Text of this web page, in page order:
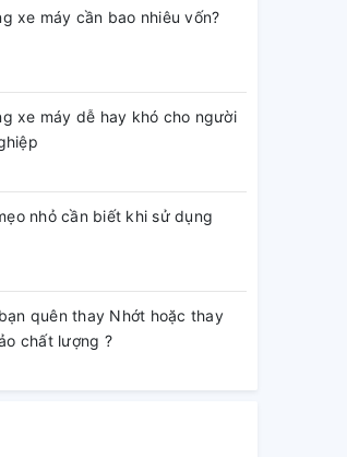
xe máy cần bao nhiêu vốn?
xe máy dễ hay khó cho người
nhỏ cần biết khi sử dụng
quên thay Nhớt hoặc thay
chất lượng ?